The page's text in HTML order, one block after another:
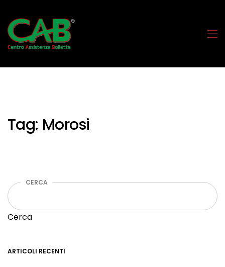
Tag: Morosi
CERCA
Cerca
ARTICOLI RECENTI